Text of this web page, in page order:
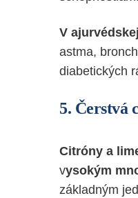
V
astma,
diabetických
5. Čerstvá
Citróny a
vysokým
základným